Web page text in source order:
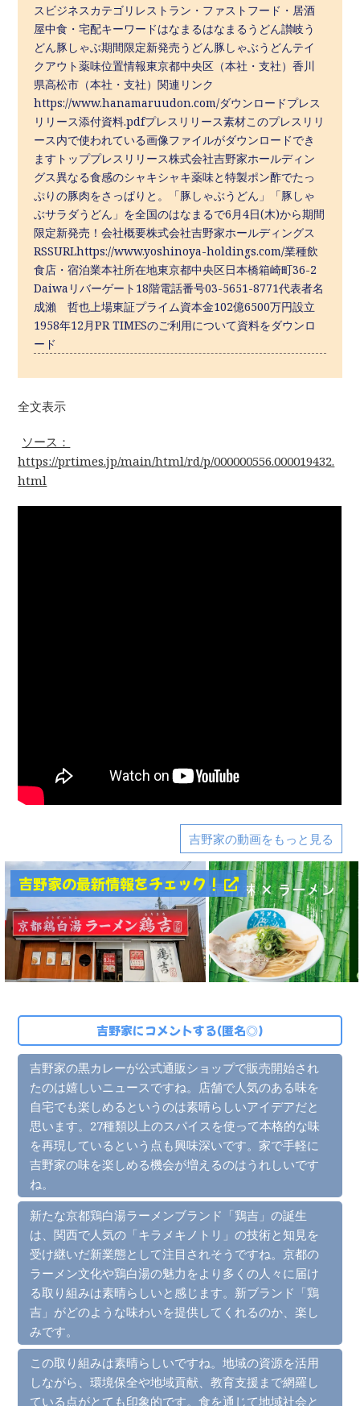
スビジネスカテゴリレストラン・ファストフード・居酒
屋中食・宅配キーワードはなまるはなまるうどん讃岐う
どん豚しゃぶ期間限定新発売うどん豚しゃぶうどんテイ
クアウト薬味位置情報東京都中央区（本社・支社）香川
県高松市（本社・支社）関連リンク
https://www.hanamaruudon.com/ダウンロードプレス
リリース添付資料.pdfプレスリリース素材このプレスリリ
ース内で使われている画像ファイルがダウンロードでき
ますトッププレスリリース株式会社吉野家ホールディン
グス異なる食感のシャキシャキ薬味と特製ポン酢でたっ
ぷりの豚肉をさっぱりと。「豚しゃぶうどん」「豚しゃ
ぶサラダうどん」を全国のはなまるで6月4日(木)から期間
限定新発売！会社概要株式会社吉野家ホールディングス
RSSURLhttps://www.yoshinoya-holdings.com/業種飲
食店・宿泊業本社所在地東京都中央区日本橋箱崎町36-2
Daiwaリバーゲート18階電話番号03-5651-8771代表者名
成瀨 哲也上場東証プライム資本金102億6500万円設立
1958年12月PR TIMESのご利用について資料をダウンロ
ード
全文表示
ソース：
https://prtimes.jp/main/html/rd/p/000000556.000019432.
html
吉野家の動画をもっと見る
吉野家の最新情報をチェック！
吉野家にコメントする(匿名◎)
吉野家の黒カレーが公式通販ショップで販売開始され
たのは嬉しいニュースですね。店舗で人気のある味を
自宅でも楽しめるというのは素晴らしいアイデアだと
思います。27種類以上のスパイスを使って本格的な味
を再現しているという点も興味深いです。家で手軽に
吉野家の味を楽しめる機会が増えるのはうれしいです
ね。
新たな京都鶏白湯ラーメンブランド「鶏吉」の誕生
は、関西で人気の「キラメキノトリ」の技術と知見を
受け継いだ新業態として注目されそうですね。京都の
ラーメン文化や鶏白湯の魅力をより多くの人々に届け
る取り組みは素晴らしいと感じます。新ブランド「鶏
吉」がどのような味わいを提供してくれるのか、楽し
みです。
この取り組みは素晴らしいですね。地域の資源を活用
しながら、環境保全や地域貢献、教育支援まで網羅し
ている点がとても印象的です。食を通じて地域社会と